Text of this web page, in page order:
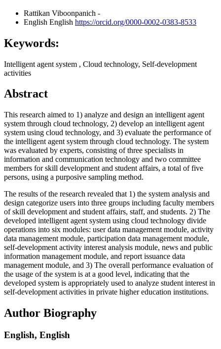
Rattikan Viboonpanich -
English English https://orcid.org/0000-0002-0383-8533
Keywords:
Intelligent agent system , Cloud technology, Self-development
activities
Abstract
This research aimed to 1) analyze and design an intelligent agent
system through cloud technology, 2) develop an intelligent agent
system using cloud technology, and 3) evaluate the performance of
the intelligent agent system through cloud technology. The system
was evaluated by experts, consisting of three specialists in
information and communication technology and two committee
members for skill development and student affairs, a total of five
persons, using a purposive sampling method.
The results of the research revealed that 1) the system analysis and
design categorize users into three groups including faculty members
of skill development and student affairs, staff, and students. 2) The
developed intelligent agent system using cloud technology divide
operations into six modules: user data management module, activity
data management module, participation data management module,
self-development activity interest analysis module, news and public
information management module, and report issuance data
management module, and 3) The overall performance evaluation of
the usage of the system is at a good level, indicating that the
developed system is appropriately used to analyze student interest in
self-development activities in private higher education institutions.
Author Biography
English, English